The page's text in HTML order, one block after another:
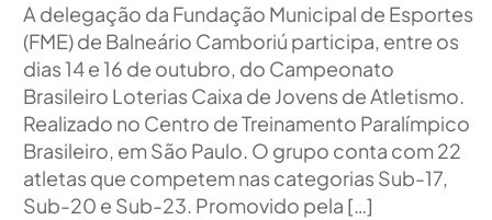
A delegação da Fundação Municipal de Esportes
(FME) de Balneário Camboriú participa, entre os
dias 14 e 16 de outubro, do Campeonato
Brasileiro Loterias Caixa de Jovens de Atletismo.
Realizado no Centro de Treinamento Paralímpico
Brasileiro, em São Paulo. O grupo conta com 22
atletas que competem nas categorias Sub-17,
Sub-20 e Sub-23. Promovido pela […]